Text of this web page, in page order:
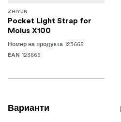
ZHIYUN
Pocket Light Strap for
Molus X100
Номер на продукта 123665
EAN 123665
Варианти